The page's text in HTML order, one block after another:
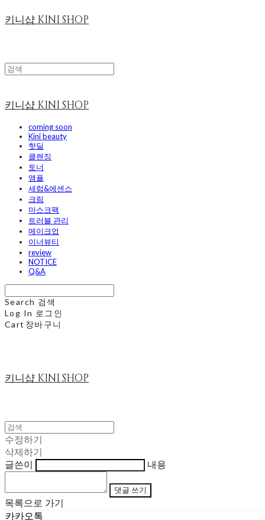
키니샵 KINI SHOP
키니샵 KINI SHOP
coming soon
Kini beauty
핫딜
클렌징
토너
앰플
세럼&에센스
크림
마스크팩
트러블 관리
메이크업
이너뷰티
review
NOTICE
Q&A
Search 검색
Log In 로그인
Cart 장바구니
키니샵 KINI SHOP
수정하기
삭제하기
글쓴이
내용
댓글 쓰기
목록으로 가기
카카오톡